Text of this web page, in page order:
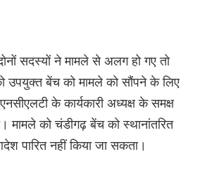
सदस्यों ने मामले से अलग हो गए तो
उपयुक्त बेंच को मामले को सौंपने के लिए
के कार्यकारी अध्यक्ष के समक्ष
मामले को चंडीगढ़ बेंच को स्थानांतरित
पारित नहीं किया जा सकता।